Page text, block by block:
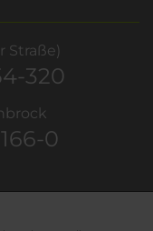
Straße)
320
0